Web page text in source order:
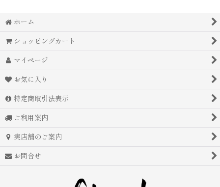
ホーム
ショッピングカート
マイページ
お気に入り
特定商取引法表示
ご利用案内
実店舗のご案内
お問合せ